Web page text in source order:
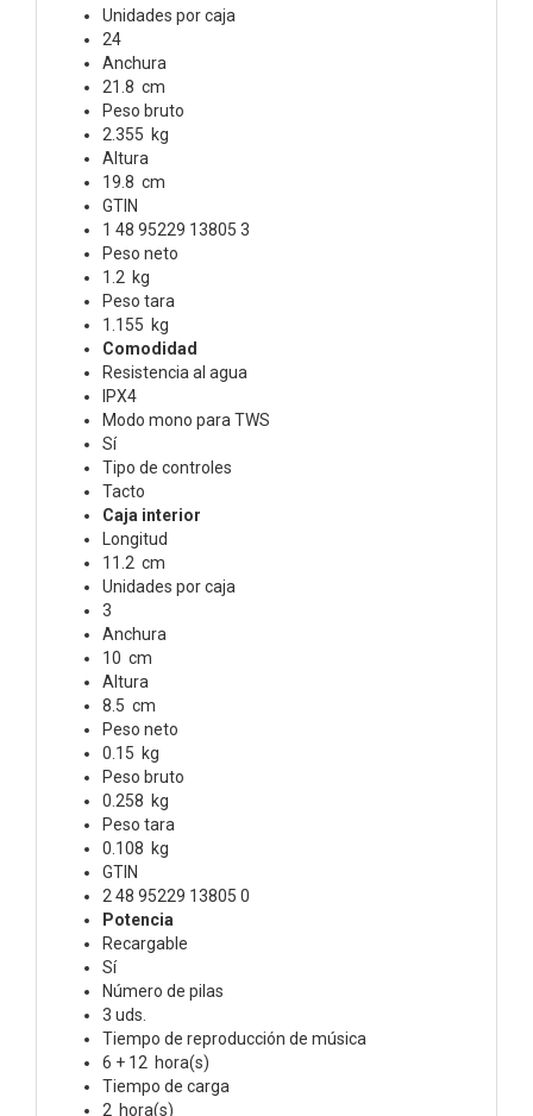
Unidades por caja
24
Anchura
21.8 cm
Peso bruto
2.355 kg
Altura
19.8 cm
GTIN
1 48 95229 13805 3
Peso neto
1.2 kg
Peso tara
1.155 kg
Comodidad
Resistencia al agua
IPX4
Modo mono para TWS
Sí
Tipo de controles
Tacto
Caja interior
Longitud
11.2 cm
Unidades por caja
3
Anchura
10 cm
Altura
8.5 cm
Peso neto
0.15 kg
Peso bruto
0.258 kg
Peso tara
0.108 kg
GTIN
2 48 95229 13805 0
Potencia
Recargable
Sí
Número de pilas
3 uds.
Tiempo de reproducción de música
6 + 12 hora(s)
Tiempo de carga
2 hora(s)